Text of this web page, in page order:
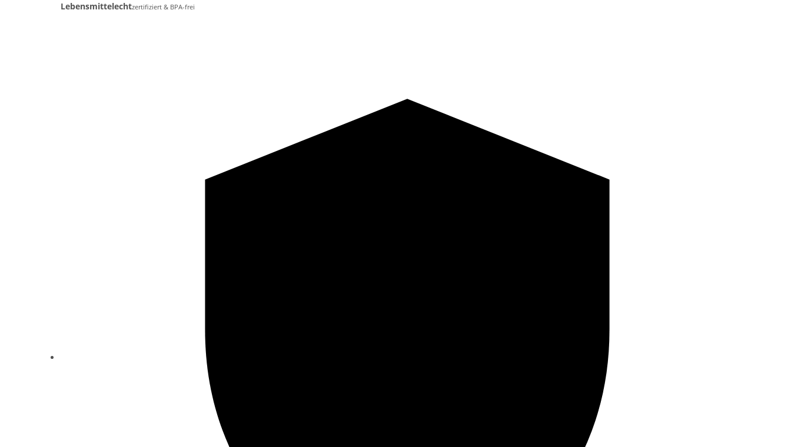
Lebensmittelechtzertifiziert & BPA-frei